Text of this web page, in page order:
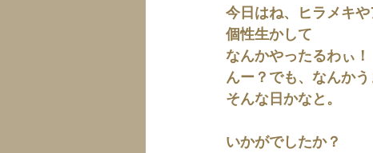
今日はね、ヒラメキ
個性生かして
なんかやったるわぃ！
んー？でも、なんかう
そんな日かなと。
いかがでしたか？